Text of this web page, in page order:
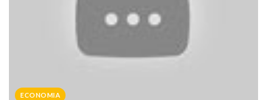
ECONOMIA